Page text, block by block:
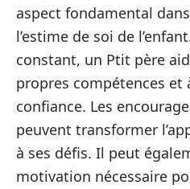
aspect fondamental
l’estime de soi de
constant, un Ptit père
propres compétences et
confiance. Les
peuvent transformer
à ses défis. Il peut
motivation nécessaire